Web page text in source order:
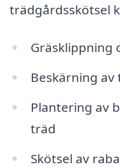
trädgårdsskötsel
Gräsklippning
Beskärning
Plantering av
träd
Skötsel av